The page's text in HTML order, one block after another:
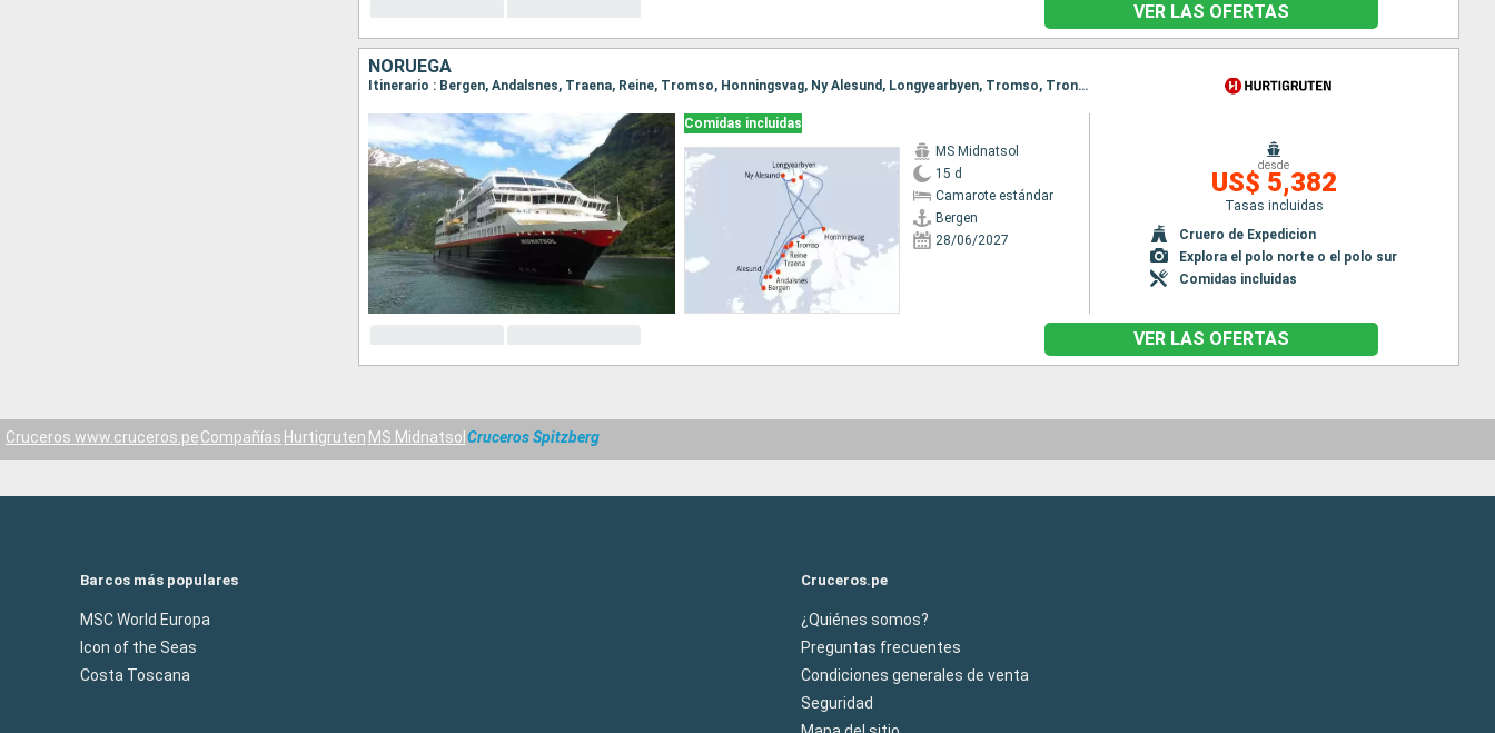
VER LAS OFERTAS
NORUEGA
Itinerario : Bergen, Andalsnes, Traena, Reine, Tromso, Honningsvag, Ny Alesund, Longyearbyen, Tromso, Trondheim, Stokmarknes, Svolvaer, Stokmarknes, Svolvaer, Alesund, Spitzberg, Bergen, Alesund, Spitzberg, Bergen
Comidas incluidas
MS Midnatsol
15 d
Camarote estándar
Bergen
28/06/2027
desde
US$ 5,382
Tasas incluidas
Cruero de Expedicion
Explora el polo norte o el polo sur
Comidas incluidas
VER LAS OFERTAS
Cruceros www.cruceros.peCompañías Hurtigruten MS Midnatsol Cruceros Spitzberg
Barcos más populares
MSC World Europa
Icon of the Seas
Costa Toscana
Cruceros.pe
¿Quiénes somos?
Preguntas frecuentes
Condiciones generales de venta
Seguridad